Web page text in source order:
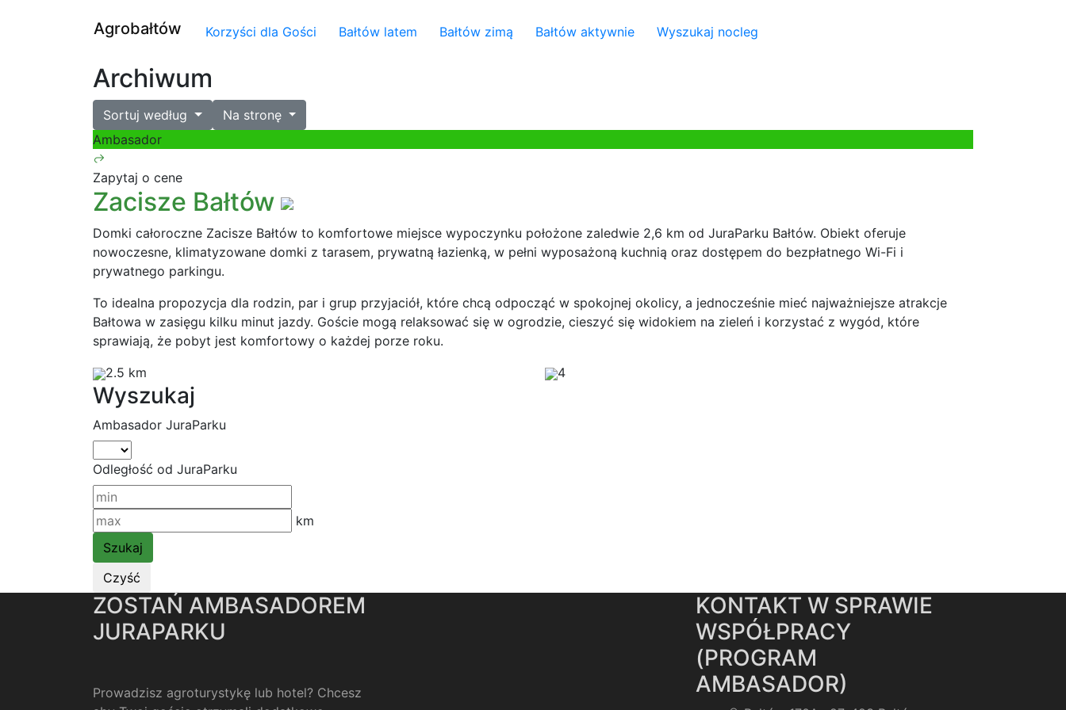
Agrobałtów Korzyści dla Gości Bałtów latem Bałtów zimą Bałtów aktywnie Wyszukaj nocleg
Archiwum
Sortuj według
Na stronę
Ambasador
Zapytaj o cene
Zacisze Bałtów
Domki całoroczne Zacisze Bałtów to komfortowe miejsce wypoczynku położone zaledwie 2,6 km od JuraParku Bałtów. Obiekt oferuje
nowoczesne, klimatyzowane domki z tarasem, prywatną łazienką, w pełni wyposażoną kuchnią oraz dostępem do bezpłatnego Wi-Fi i
prywatnego parkingu.
To idealna propozycja dla rodzin, par i grup przyjaciół, które chcą odpocząć w spokojnej okolicy, a jednocześnie mieć najważniejsze atrakcje
Bałtowa w zasięgu kilku minut jazdy. Goście mogą relaksować się w ogrodzie, cieszyć się widokiem na zieleń i korzystać z wygód, które
sprawiają, że pobyt jest komfortowy o każdej porze roku.
2.5 km
4
Wyszukaj
Ambasador JuraParku
Odległość od JuraParku
km
ZOSTAŃ AMBASADOREM
JURAPARKU
Prowadzisz agroturystykę lub hotel? Chcesz
KONTAKT W SPRAWIE
WSPÓŁPRACY
(PROGRAM
AMBASADOR)